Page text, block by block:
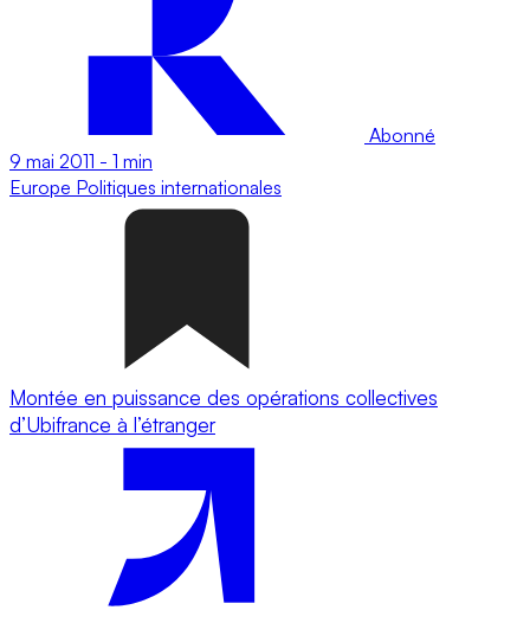
Abonné
9 mai 2011 - 1 min
Europe Politiques internationales
Montée en puissance des opérations collectives
d’Ubifrance à l’étranger